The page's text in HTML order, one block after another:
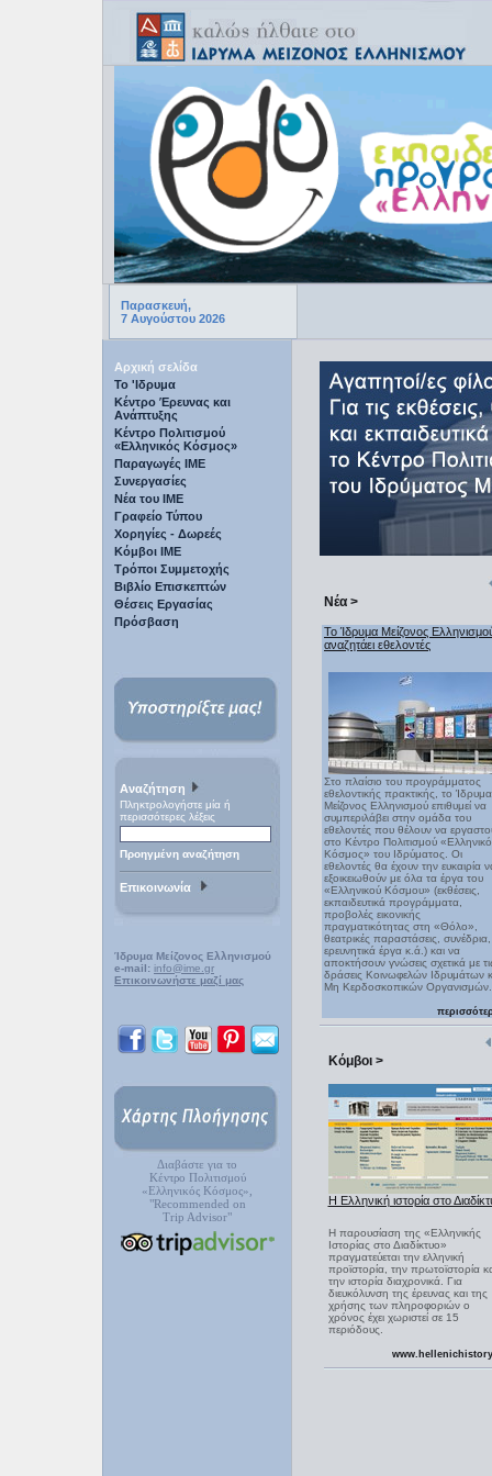
Παρασκευή,
7 Αυγούστου 2026
Αρχική σελίδα
Το 'Ιδρυμα
Κέντρο Έρευνας και
Ανάπτυξης
Κέντρο Πολιτισμού
«Ελληνικός Κόσμος»
Παραγωγές IME
Συνεργασίες
Νέα του ΙΜΕ
Γραφείο Τύπου
Χορηγίες - Δωρεές
Κόμβοι ΙΜΕ
Τρόποι Συμμετοχής
Βιβλίο Επισκεπτών
Θέσεις Εργασίας
Πρόσβαση
Αναζήτηση
Πληκτρολογήστε μία ή
περισσότερες λέξεις
Προηγμένη αναζήτηση
Επικοινωνία
Ίδρυμα Μείζονος Ελληνισμού
e-mail: info@ime.gr
Επικοινωνήστε μαζί μας
Διαβάστε για το
Κέντρο Πολιτισμού
«Ελληνικός Κόσμος»,
"Recommended on
Trip Advisor"
Νέα >
Το Ίδρυμα Μείζονος
αναζητάει εθελοντές
Στο πλαίσιο του προγράμματος
εθελοντικής πρακτικής, το Ίδρυμα
Μείζονος Ελληνισμού επιθυμεί να
συμπεριλάβει στην ομάδα του
εθελοντές που θέλουν να
στο Κέντρο Πολιτισμού
Κόσμος» του Ιδρύματος. Οι
εθελοντές θα έχουν την ευκαιρία
εξοικειωθούν με όλα τα έργα του
«Ελληνικού Κόσμου» (εκθέσεις,
εκπαιδευτικά προγράμματα,
προβολές εικονικής
πραγματικότητας στη «Θόλο»,
θεατρικές παραστάσεις, συνέδρια,
ερευνητικά έργα κ.ά.) και να
αποκτήσουν γνώσεις σχετικά με
δράσεις Κοινωφελών Ιδρυμάτων
Μη Κερδοσκοπικών Οργανισμών.
Κόμβοι >
Η Ελληνική ιστορία στο
Η παρουσίαση της «Ελληνικής
Ιστορίας στο Διαδίκτυο»
πραγματεύεται την ελληνική
προϊστορία, την πρωτοϊστορία
την ιστορία διαχρονικά. Για
διευκόλυνση της έρευνας και της
χρήσης των πληροφοριών ο
χρόνος έχει χωριστεί σε 15
περιόδους.